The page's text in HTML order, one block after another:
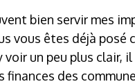
bien servir mes
vous êtes déjà posé
voir un peu plus clair,
finances des